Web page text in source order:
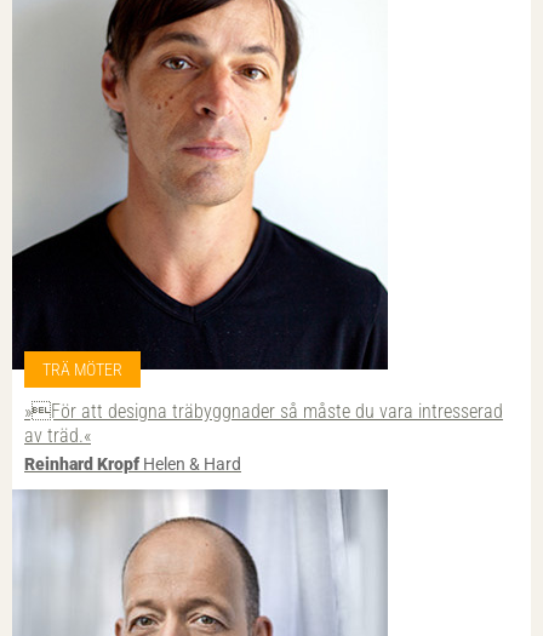
TRÄ MÖTER
»För att designa trä­byggnader så måste du vara intresserad
av träd.«
Reinhard Kropf Helen & Hard